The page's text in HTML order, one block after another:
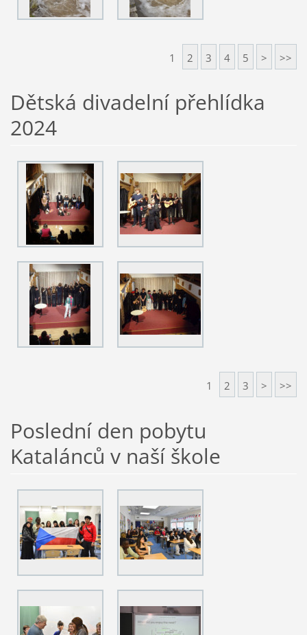
1 2 3 4 5 > >>
Dětská divadelní přehlídka
2024
1 2 3 > >>
Poslední den pobytu
Katalánců v naší škole